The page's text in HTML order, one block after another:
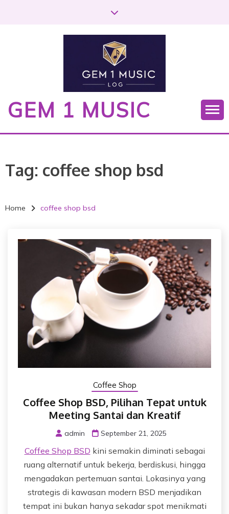
GEM 1 MUSIC
Tag: coffee shop bsd
Home coffee shop bsd
Coffee Shop
Coffee Shop BSD, Pilihan Tepat untuk
Meeting Santai dan Kreatif
admin September 21, 2025
Coffee Shop BSD kini semakin diminati sebagai
ruang alternatif untuk bekerja, berdiskusi, hingga
mengadakan pertemuan santai. Lokasinya yang
strategis di kawasan modern BSD menjadikan
tempat ini bukan hanya sekadar spot menikmati